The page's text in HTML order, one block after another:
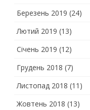
Березень 2019 (24)
Лютий 2019 (13)
Січень 2019 (12)
Грудень 2018 (7)
Листопад 2018 (11)
Жовтень 2018 (13)